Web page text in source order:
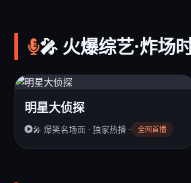
🎤 火爆综艺·炸场
明星大侦探
🎤 爆笑名场面 · 独家热播 · 全网首播